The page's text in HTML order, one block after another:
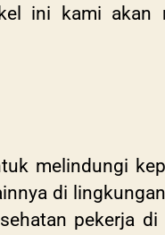
ini kami
melindungi
di
pekerja